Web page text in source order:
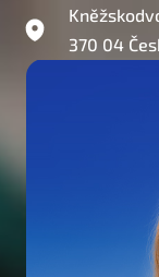
370 04